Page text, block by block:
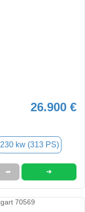
26.900 €
230 kw (313 PS)
➦ ➜